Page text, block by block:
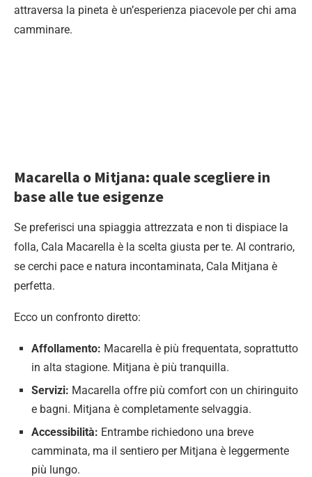
attraversa la pineta è un’esperienza piacevole per chi ama
camminare.
Macarella o Mitjana: quale scegliere in
base alle tue esigenze
Se preferisci una spiaggia attrezzata e non ti dispiace la
folla, Cala Macarella è la scelta giusta per te. Al contrario,
se cerchi pace e natura incontaminata, Cala Mitjana è
perfetta.
Ecco un confronto diretto:
Affollamento: Macarella è più frequentata, soprattutto
in alta stagione. Mitjana è più tranquilla.
Servizi: Macarella offre più comfort con un chiringuito
e bagni. Mitjana è completamente selvaggia.
Accessibilità: Entrambe richiedono una breve
camminata, ma il sentiero per Mitjana è leggermente
più lungo.